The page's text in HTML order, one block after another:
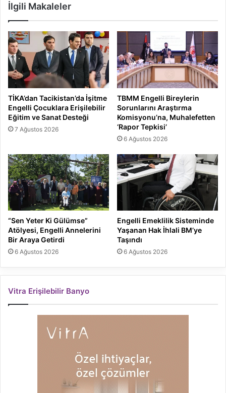
İlgili Makaleler
TİKA’dan Tacikistan’da İşitme
Engelli Çocuklara Erişilebilir
Eğitim ve Sanat Desteği
7 Ağustos 2026
TBMM Engelli Bireylerin
Sorunlarını Araştırma
Komisyonu’na, Muhalefetten
‘Rapor Tepkisi’
6 Ağustos 2026
“Sen Yeter Ki Gülümse”
Atölyesi, Engelli Annelerini
Bir Araya Getirdi
6 Ağustos 2026
Engelli Emeklilik Sisteminde
Yaşanan Hak İhlali BM’ye
Taşındı
6 Ağustos 2026
Vitra Erişilebilir Banyo